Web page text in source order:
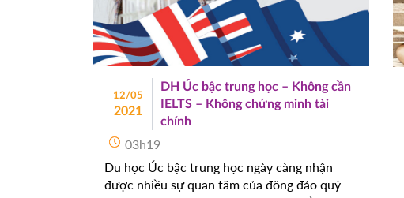
12/05
2021
DH Úc bậc trung học – Không cần
IELTS – Không chứng minh tài
chính
03h19
Du học Úc bậc trung học ngày càng nhận
được nhiều sự quan tâm của đông đảo quý